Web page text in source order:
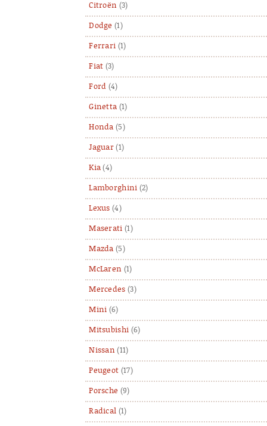
Citroën (3)
Dodge (1)
Ferrari (1)
Fiat (3)
Ford (4)
Ginetta (1)
Honda (5)
Jaguar (1)
Kia (4)
Lamborghini (2)
Lexus (4)
Maserati (1)
Mazda (5)
McLaren (1)
Mercedes (3)
Mini (6)
Mitsubishi (6)
Nissan (11)
Peugeot (17)
Porsche (9)
Radical (1)